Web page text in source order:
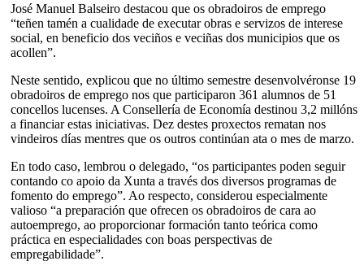
José Manuel Balseiro destacou que os obradoiros de emprego
“teñen tamén a cualidade de executar obras e servizos de interese
social, en beneficio dos veciños e veciñas dos municipios que os
acollen”.
Neste sentido, explicou que no último semestre desenvolvéronse 19
obradoiros de emprego nos que participaron 361 alumnos de 51
concellos lucenses. A Consellería de Economía destinou 3,2 millóns
a financiar estas iniciativas. Dez destes proxectos rematan nos
vindeiros días mentres que os outros continúan ata o mes de marzo.
En todo caso, lembrou o delegado, “os participantes poden seguir
contando co apoio da Xunta a través dos diversos programas de
fomento do emprego”. Ao respecto, considerou especialmente
valioso “a preparación que ofrecen os obradoiros de cara ao
autoemprego, ao proporcionar formación tanto teórica como
práctica en especialidades con boas perspectivas de
empregabilidade”.